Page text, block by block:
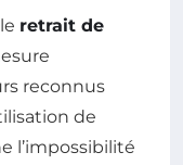
retrait de
reconnus
de
l’impossibilité